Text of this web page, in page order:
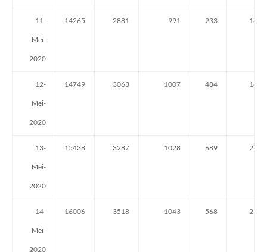
11-
Mei-
2020
14265 2881 991 233 183
12-
Mei-
2020
14749 3063 1007 484 182
13-
Mei-
2020
15438 3287 1028 689 224
14-
Mei-
2020
16006 3518 1043 568 231